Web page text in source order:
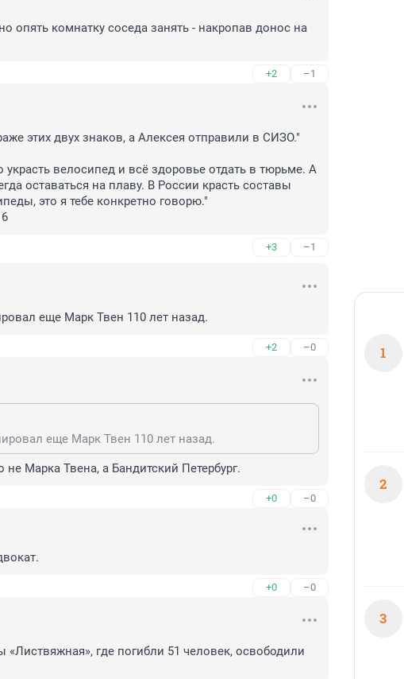
опять комнатку соседа занять - накропав донос на
+2 –1
этих двух знаков, а Алексея отправили в СИЗО."
велосипед и всё здоровье отдать в тюрьме. А
оставаться на плаву. В России красть составы
это я тебе конкретно говорю."
+3 –1
еще Марк Твен 110 лет назад.
+2 –0
еще Марк Твен 110 лет назад.
Марка Твена, а Бандитский Петербург.
+0 –0
+0 –0
где погибли 51 человек, освободили
1
2
3